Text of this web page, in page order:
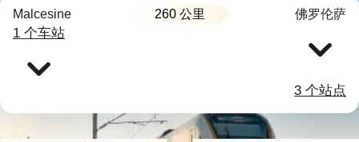
Malcesine 260 公里 佛罗伦萨
1 个车站
3 个站点